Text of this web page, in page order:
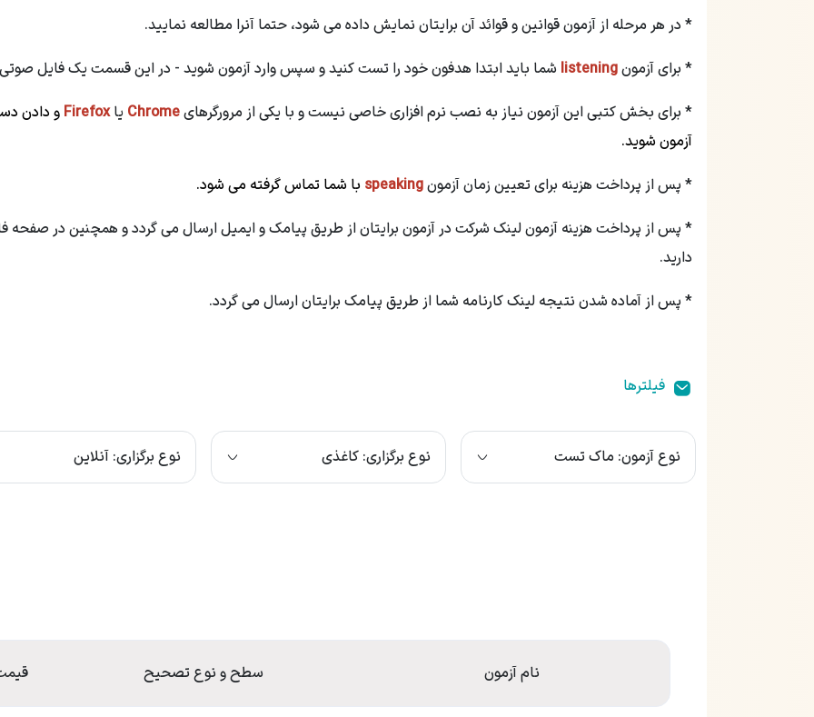
* در هر مرحله از آزمون قوانین و قوائد آن برایتان نمایش داده می شود، حتما آنرا مطالعه نمایید.
* برای آزمونlistening شما باید ابتدا هدفون خود را تست کنید و سپس وارد آزمون شوید - در این قسمت یک فایل
* برای بخش کتبی این آزمون نیاز به نصب نرم افزاری خاصی نیست و با یکی از مرورگرهایChrome یاFirefox و دادن
آزمون شوید.
* پس از پرداخت هزینه برای تعیین زمان آزمونspeaking با شما تماس گرفته می شود.
* پس از پرداخت هزینه آزمون لینک شرکت در آزمون برایتان از طریق پیامک و ایمیل ارسال می گردد و همچنین در صفحه
دارید.
* پس از آماده شدن نتیجه لینک کارنامه شما از طریق پیامک برایتان ارسال می گردد.
‌فیلتر‌ها
نوع آزمون: ماک تست نوع برگزاری: کاغذی نوع برگزاری: آنلاین
نام آزمون سطح و نوع تصحیح